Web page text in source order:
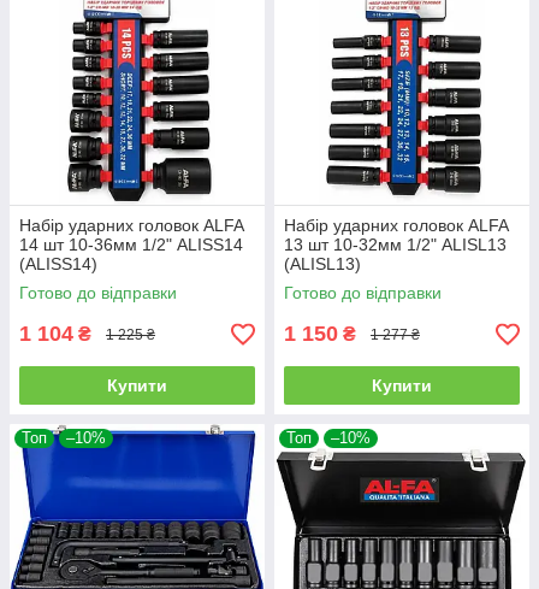
Набір ударних головок ALFA
14 шт 10-36мм 1/2" ALISS14
(ALISS14)
Готово до відправки
1 104 ₴ 1 225 ₴
Купити
Набір ударних головок ALFA
13 шт 10-32мм 1/2" ALISL13
(ALISL13)
Готово до відправки
1 150 ₴ 1 277 ₴
Купити
Топ –10% Топ –10%